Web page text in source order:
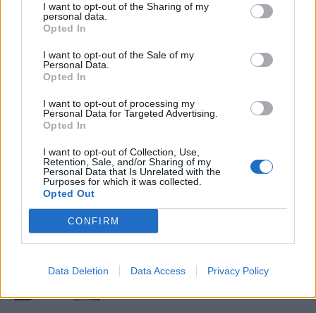
I want to opt-out of the Sharing of my
personal data.
Opted In
I want to opt-out of the Sale of my
Personal Data.
Opted In
I want to opt-out of processing my
Personal Data for Targeted Advertising.
Opted In
I want to opt-out of Collection, Use,
Retention, Sale, and/or Sharing of my
Personal Data that Is Unrelated with the
Purposes for which it was collected.
Opted Out
CONFIRM
Data Deletion Data Access Privacy Policy
2419 PUBLICACIONS 0 COMENTARIS
http://localhost/setmanari-copia
O.M.J
1267 PUBLICACIONS
- Advertisment -
MÉS LLEGITS
L’Observatori de l’Ebre lidera de nou la
eclipsi solar total de la seva història